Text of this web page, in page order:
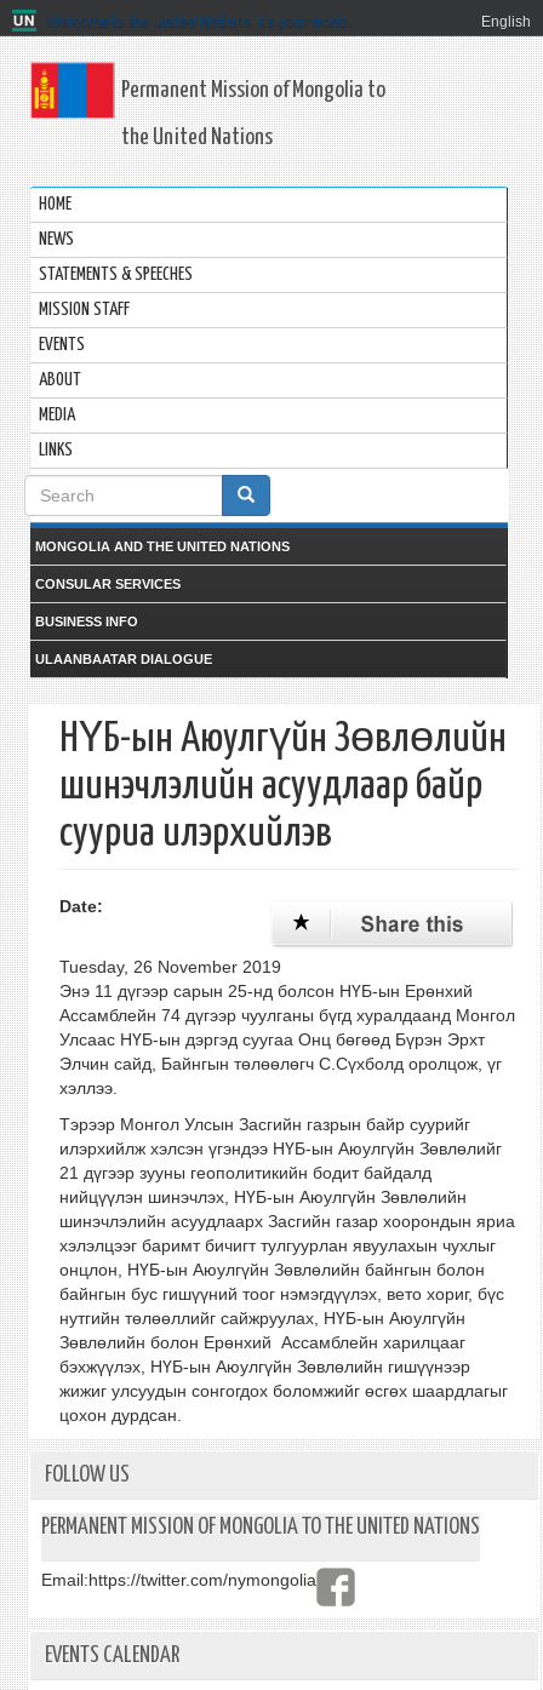
Welcome to the United Nations. It's your world. English
Permanent Mission of Mongolia to
the United Nations
HOME
NEWS
STATEMENTS & SPEECHES
MISSION STAFF
EVENTS
ABOUT
MEDIA
LINKS
Search
form
MONGOLIA AND THE UNITED NATIONS
CONSULAR SERVICES
BUSINESS INFO
ULAANBAATAR DIALOGUE
НҮБ-ын Аюулгүйн Зөвлөлийн
шинэчлэлийн асуудлаар байр
сууриа илэрхийлэв
Date:
Tuesday, 26 November 2019
Энэ 11 дүгээр сарын 25-нд болсон НҮБ-ын Ерөнхий
Ассамблейн 74 дүгээр чуулганы бүгд хуралдаанд Монгол
Улсаас НҮБ-ын дэргэд суугаа Онц бөгөөд Бүрэн Эрхт
Элчин сайд, Байнгын төлөөлөгч С.Сүхболд оролцож, үг
хэллээ.
Тэрээр Монгол Улсын Засгийн газрын байр суурийг
илэрхийлж хэлсэн үгэндээ НҮБ-ын Аюулгүйн Зөвлөлийг
21 дүгээр зууны геополитикийн бодит байдалд
нийцүүлэн шинэчлэх, НҮБ-ын Аюулгүйн Зөвлөлийн
шинэчлэлийн асуудлаарх Засгийн газар хоорондын яриа
хэлэлцээг баримт бичигт тулгуурлан явуулахын чухлыг
онцлон, НҮБ-ын Аюулгүйн Зөвлөлийн байнгын болон
байнгын бус гишүүний тоог нэмэгдүүлэх, вето хориг, бүс
нутгийн төлөөллийг сайжруулах, НҮБ-ын Аюулгүйн
Зөвлөлийн болон Ерөнхий Ассамблейн харилцааг
бэхжүүлэх, НҮБ-ын Аюулгүйн Зөвлөлийн гишүүнээр
жижиг улсуудын сонгогдох боломжийг өсгөх шаардлагыг
цохон дурдсан.
FOLLOW US
PERMANENT MISSION OF MONGOLIA TO THE UNITED NATIONS
Email:https://twitter.com/nymongolia
EVENTS CALENDAR